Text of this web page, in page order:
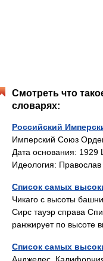
Смотреть что
словарях:
Российский
Имперский Союз
Дата основания: 1929
Идеология:
Список самых
Чикаго с высоты
Сирс тауэр справа
ранжирует по высоте
Список самых